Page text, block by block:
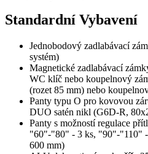
Standardní Vybavení
Jednobodový zadlabávací
systém)
Magnetické zadlabávací
WC klíč nebo koupelnový
(rozet 85 mm) nebo
Panty typu O pro kovovou
DUO satén nikl (G6D-R,
Panty s možností regulace
"60"-"80" - 3 ks, "90"-"110" -
600 mm)